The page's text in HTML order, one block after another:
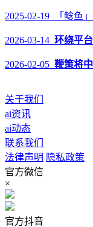
2025-02-19 「鲶鱼
2026-03-14 环绕平
2026-02-05 鞭策将
关于我们
ai资讯
ai动态
联系我们
法律声明 隐私政策
官方微信
×
官方抖音